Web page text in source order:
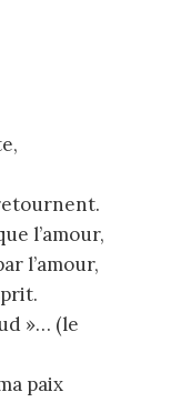
l’amour,
l’amour,
»… (le
paix